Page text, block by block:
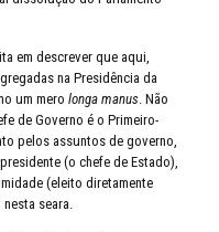
em descrever que aqui,
na Presidência da
um mero longa manus. Não
de Governo é o Primeiro-
pelos assuntos de governo,
(o chefe de Estado),
(eleito diretamente
seara.